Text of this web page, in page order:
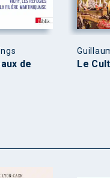
de
Le